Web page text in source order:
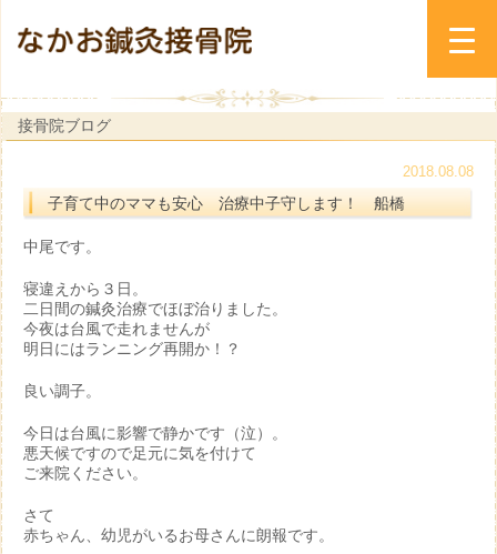
接骨院ブログ
2018.08.08
子育て中のママも安心 治療中子守します！ 船橋
中尾です。
寝違えから３日。
二日間の鍼灸治療でほぼ治りました。
今夜は台風で走れませんが
明日にはランニング再開か！？
良い調子。
今日は台風に影響で静かです（泣）。
悪天候ですので足元に気を付けて
ご来院ください。
さて
赤ちゃん、幼児がいるお母さんに朗報です。